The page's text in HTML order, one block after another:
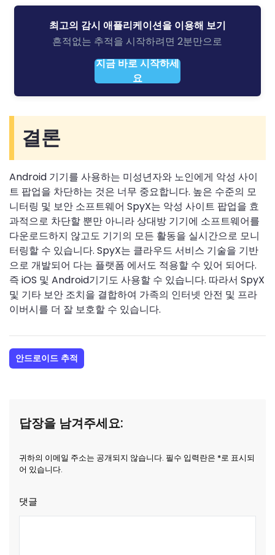
최고의 감시 애플리케이션을 이용해 보기
흔적없는 추적을 시작하려면 2분만으로
지금 바로 시작하세
요
결론
Android 기기를 사용하는 미성년자와 노인에게 악성 사이
트 팝업을 차단하는 것은 너무 중요합니다. 높은 수준의 모
니터링 및 보안 소프트웨어 SpyX는 악성 사이트 팝업을 효
과적으로 차단할 뿐만 아니라 상대방 기기에 소프트웨어를
다운로드하지 않고도 기기의 모든 활동을 실시간으로 모니
터링할 수 있습니다. SpyX는 클라우드 서비스 기술을 기반
으로 개발되어 다는 플랫폼 에서도 적용할 수 있어 되어다.
즉 iOS 및 Android기기도 사용할 수 있습니다. 따라서 SpyX
및 기타 보안 조치을 결합하여 가족의 인터넷 안전 및 프라
이버시를 더 잘 보호할 수 있습니다.
안드로이드 추적
답장을 남겨주세요:
귀하의 이메일 주소는 공개되지 않습니다. 필수 입력란은 *로 표시되
어 있습니다.
댓글